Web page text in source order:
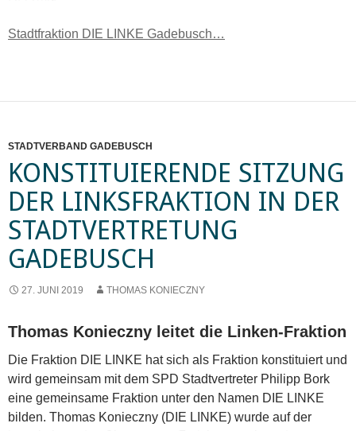
Stadtfraktion DIE LINKE Gadebusch…
STADTVERBAND GADEBUSCH
KONSTITUIERENDE SITZUNG
DER LINKSFRAKTION IN DER
STADTVERTRETUNG
GADEBUSCH
27. JUNI 2019 THOMAS KONIECZNY
Thomas Konieczny leitet die Linken-Fraktion
Die Fraktion DIE LINKE hat sich als Fraktion konstituiert und
wird gemeinsam mit dem SPD Stadtvertreter Philipp Bork
eine gemeinsame Fraktion unter den Namen DIE LINKE
bilden. Thomas Konieczny (DIE LINKE) wurde auf der